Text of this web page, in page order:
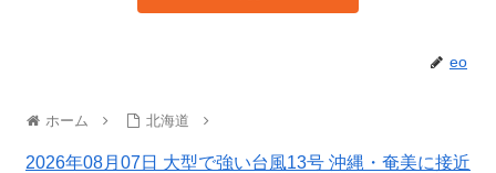
eo
ホーム 北海道
2026年08月07日 大型で強い台風13号 沖縄・奄美に接近